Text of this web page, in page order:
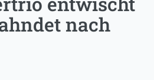
nach